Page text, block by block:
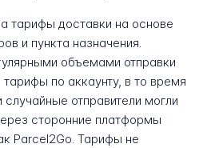
тарифы доставки на основе
и пункта назначения.
объемами отправки
по аккаунту, в то время
отправители могли
сторонние платформы
Parcel2Go. Тарифы не